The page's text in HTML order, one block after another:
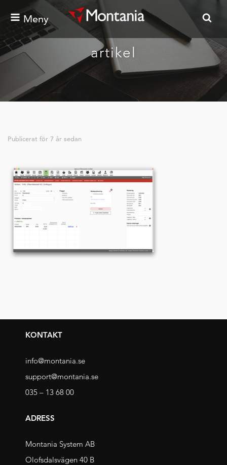
Meny
artikel
Publicerat för 7 år sedan
KONTAKT
info@montania.se
support@montania.se
035 – 13 68 00
ADRESS
Montania System AB
Olofsdalsvägen 40 B